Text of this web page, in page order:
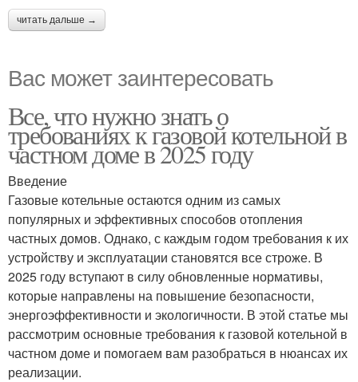
читать дальше →
Вас может заинтересовать
Все, что нужно знать о
требованиях к газовой котельной в
частном доме в 2025 году
Введение
Газовые котельные остаются одним из самых
популярных и эффективных способов отопления
частных домов. Однако, с каждым годом требования к их
устройству и эксплуатации становятся все строже. В
2025 году вступают в силу обновленные нормативы,
которые направлены на повышение безопасности,
энергоэффективности и экологичности. В этой статье мы
рассмотрим основные требования к газовой котельной в
частном доме и помогаем вам разобраться в нюансах их
реализации.